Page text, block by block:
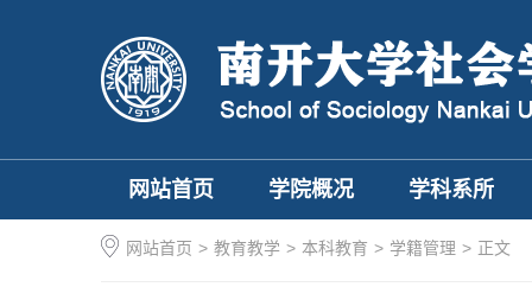
网站首页 学院概况 学科系所
网站首页 > 教育教学 > 本科教育 > 学籍管理 > 正文